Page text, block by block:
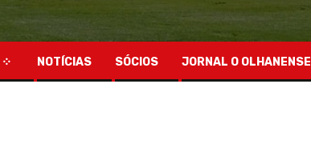
NOTÍCIAS SÓCIOS JORNAL O OLHANENSE